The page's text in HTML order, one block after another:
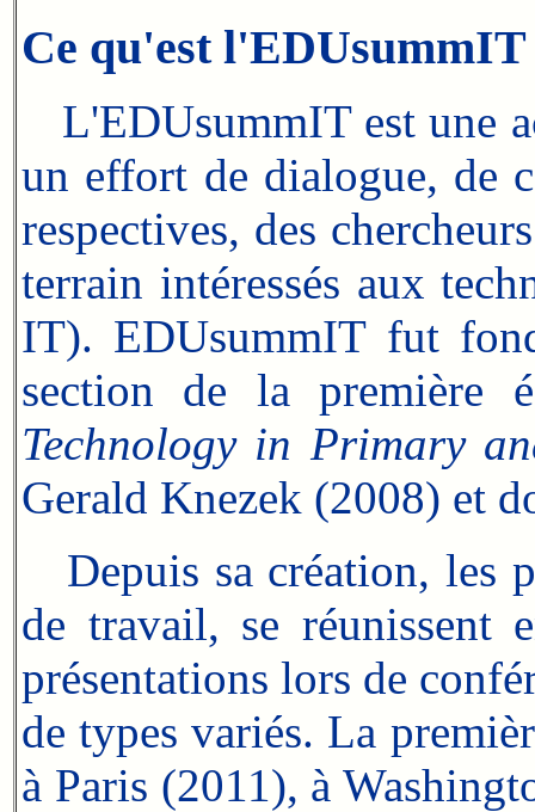
Ce qu'est l'EDUsummIT
L'EDUsummIT est une
un effort de dialogue, de
respectives, des
terrain intéressés aux
IT). EDUsummIT fut
section de la première
Technology in Primary
Gerald Knezek (2008) et
Depuis sa création, les
de travail, se réunissent
présentations lors de
de types variés. La
à Paris (2011), à